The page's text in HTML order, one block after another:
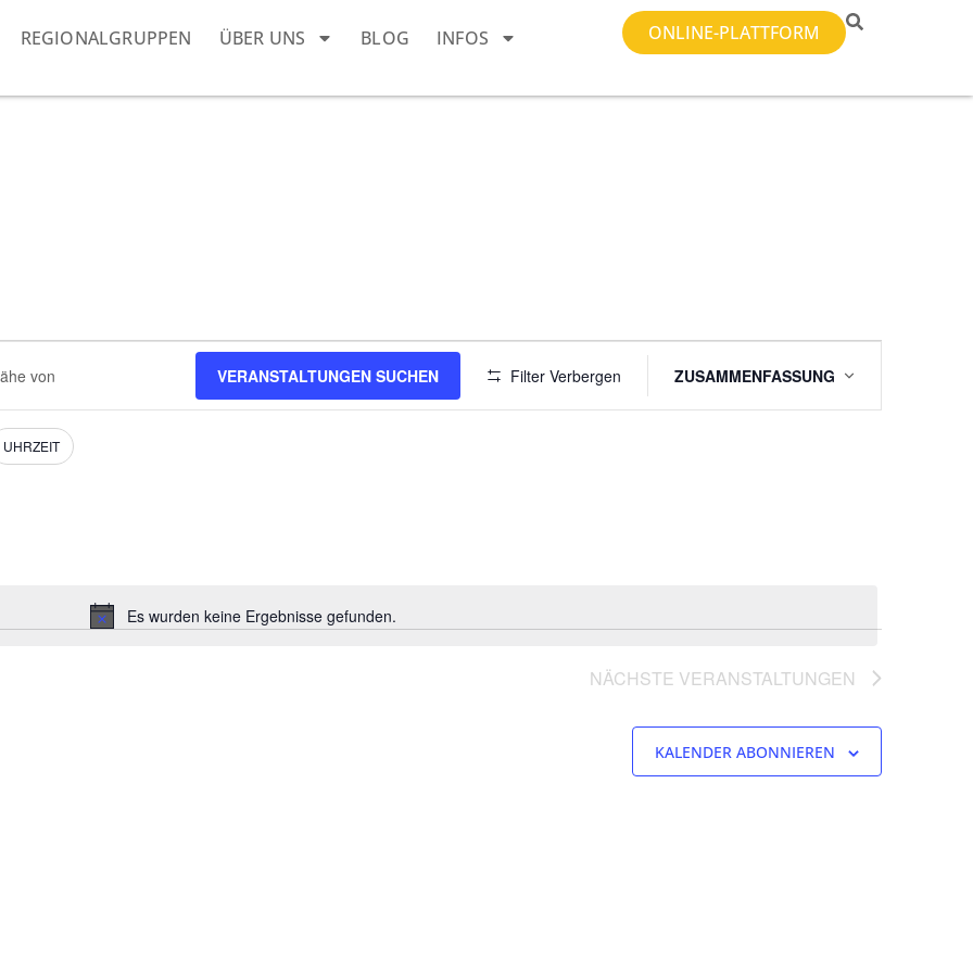
REGIONALGRUPPEN ÜBER UNS BLOG INFOS ONLINE-PLATTFORM
Hinweis
Es wurden keine Ergebnisse gefunden.
VERANSTALTUNGEN SUCHEN Filter Verbergen
Ansichten-
ZUSAMMENFASSUNG
UHRZEIT
NÄCHSTE VERANSTALTUNGEN
KALENDER ABONNIEREN